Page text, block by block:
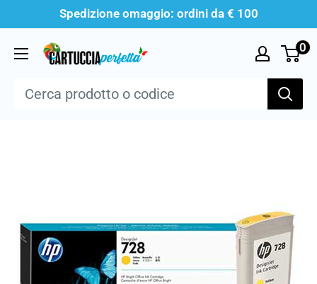
contenuto
Spedizione omaggio: ordini da € 100
Cartucciaperfetta 0